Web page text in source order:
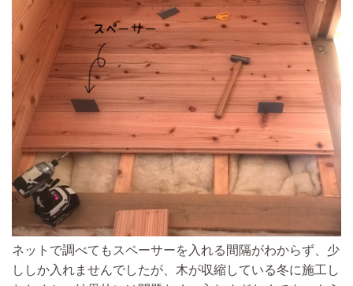
ネットで調べてもスペーサーを入れる間隔がわからず、 少
ししか入れませんでしたが、木が収縮している冬に施工し